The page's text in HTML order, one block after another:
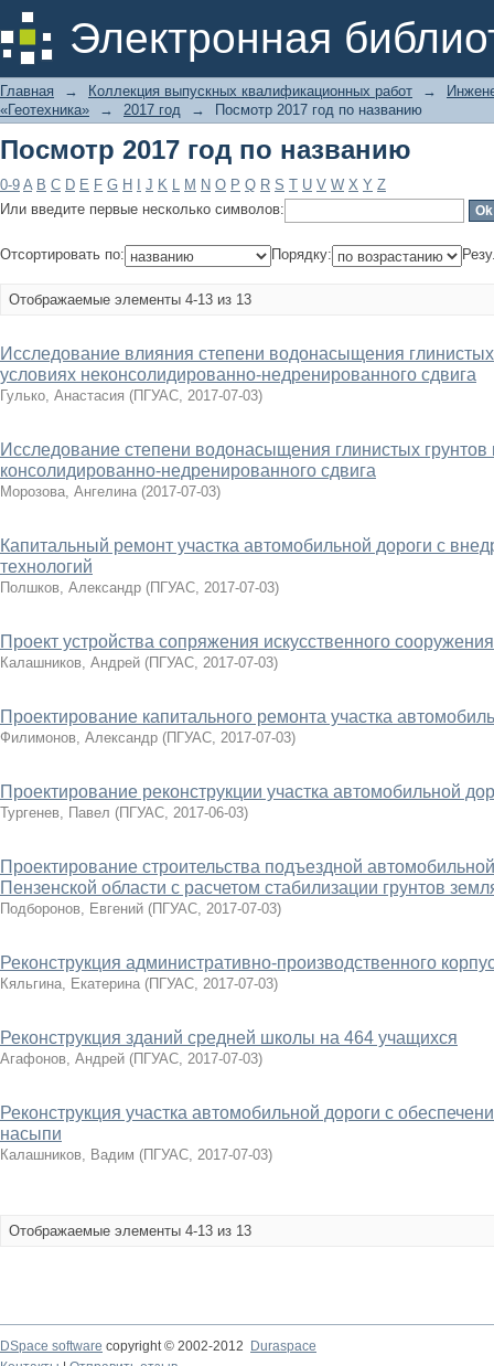
Электронная
Посмотр 2017 год по названию
Главная → Коллекция выпускных квалификационных работ →
«Геотехника»
→ 2017 год → Посмотр 2017 год по названию
Посмотр 2017 год по названию
0-9 A B C D E F G H J K L M N O P Q R S T U V W X Y Z
Или введите первые несколько символов:
Отсортировать по: Порядку:
Отображаемые элементы 4-13 из 13
Исследование влияния степени водонасыщения глинистых
условиях неконсолидированно-недренированного сдвига
Гулько, Анастасия (ПГУАС, 2017-07-03)
Исследование степени водонасыщения глинистых грунтов
консолидированно-недренированного сдвига
Морозова, Ангелина (2017-07-03)
Капитальный ремонт участка автомобильной дороги с
технологий
Полшков, Александр (ПГУАС, 2017-07-03)
Проект устройства сопряжения искусственного сооружения
Калашников, Андрей (ПГУАС, 2017-07-03)
Проектирование капитального ремонта участка
Филимонов, Александр (ПГУАС, 2017-07-03)
Проектирование реконструкции участка автомобильной
Тургенев, Павел (ПГУАС, 2017-06-03)
Проектирование строительства подъездной
Пензенской области с расчетом стабилизации грунтов
Подборонов, Евгений (ПГУАС, 2017-07-03)
Реконструкция административно-производственного
Кяльгина, Екатерина (ПГУАС, 2017-07-03)
Реконструкция зданий средней школы на 464 учащихся
Агафонов, Андрей (ПГУАС, 2017-07-03)
Реконструкция участка автомобильной дороги с
насыпи
Калашников, Вадим (ПГУАС, 2017-07-03)
Отображаемые элементы 4-13 из 13
DSpace software copyright © 2002-2012
Duraspace